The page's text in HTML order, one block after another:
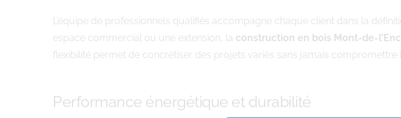
L’équipe de professionnels qualifiés accompagne chaque client dans la
espace commercial ou une extension, la construction en bois Mont-de-
flexibilité permet de concrétiser des projets variés sans jamais
Performance énergétique et durabilité